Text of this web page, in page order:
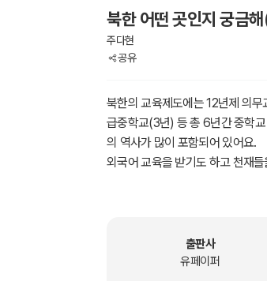
북한 어떤 곳인지 궁금
주다현
공유
북한의 교육제도에는 12년제 의
급중학교(3년) 등 총 6년간 중학
의 역사가 많이 포함되어 있어요.
외국어 교육을 받기도 하고 천재
출판사
유페이퍼